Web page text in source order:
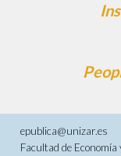
epublica@unizar.es
Facultad de Economía